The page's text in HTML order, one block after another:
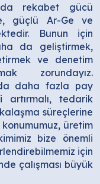
rekabet gücü
güçlü Ar-Ge ve
Bunun için
da geliştirmek,
ve denetim
zorundayız.
daha fazla pay
artırmalı, tedarik
süreçlerine
üretim
bize önemli
için
çalışması büyük